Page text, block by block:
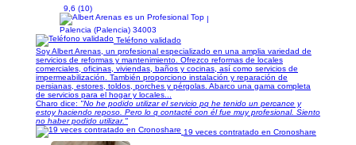
9,6 (10)
|
Palencia (Palencia) 34003
Teléfono validado
Soy Albert Arenas, un profesional especializado en una amplia variedad de
servicios de reformas y mantenimiento. Ofrezco reformas de locales
comerciales, oficinas, viviendas, baños y cocinas, así como servicios de
impermeabilización. También proporciono instalación y reparación de
persianas, estores, toldos, porches y pérgolas. Abarco una gama completa
de servicios para el hogar y locales...
Charo dice: "No he podido utilizar el servicio pq he tenido un percance y
estoy haciendo reposo. Pero lo q contacté con él fue muy profesional. Siento
no haber podido utilizar."
19 veces contratado en Cronoshare